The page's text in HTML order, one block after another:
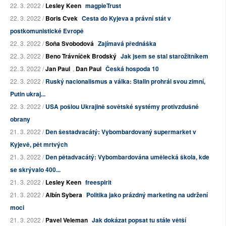
22. 3. 2022 /Lesley Keen magpieTrust
22. 3. 2022 /Boris Cvek Cesta do Kyjeva a právní stát v
postkomunistické Evropě
22. 3. 2022 /Soňa Svobodová Zajímavá přednáška
22. 3. 2022 /Beno Trávníček Brodský Jak jsem se stal starožitníkem
22. 3. 2022 /Jan Paul , Dan Paul Česká hospoda 10
22. 3. 2022 /Ruský nacionalismus a válka: Stalin prohrál svou zimní,
Putin ukraj...
22. 3. 2022 /USA pošlou Ukrajině sovětské systémy protivzdušné
obrany
21. 3. 2022 /Den šestadvacátý: Vybombardovaný supermarket v
Kyjevě, pět mrtvých
21. 3. 2022 /Den pětadvacátý: Vybombardována umělecká škola, kde
se skrývalo 400...
21. 3. 2022 /Lesley Keen freespirit
21. 3. 2022 /Albín Sybera Politika jako prázdný marketing na udržení
moci
21. 3. 2022 /Pavel Veleman Jak dokázat popsat tu stále větší